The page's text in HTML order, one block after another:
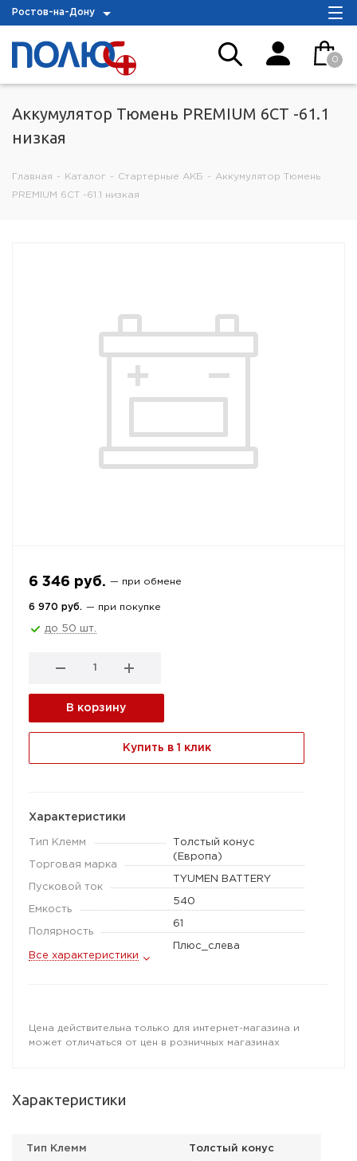
Ростов-на-Дону
0
Аккумулятор Тюмень PREMIUM 6СТ -61.1
низкая
Главная - Каталог - Стартерные АКБ - Аккумулятор Тюмень
PREMIUM 6СТ -61.1 низкая
6 346 руб. — при обмене
6 970 руб. — при покупке
до 50 шт.
В корзину
Купить в 1 клик
Характеристики
Тип Клемм
Толстый конус
(Европа)
Торговая марка
TYUMEN BATTERY
Пусковой ток
540
Емкость
61
Полярность
Плюс_слева
Все характеристики
Цена действительна только для интернет-магазина и
может отличаться от цен в розничных магазинах
Характеристики
Тип Клемм
Толстый конус